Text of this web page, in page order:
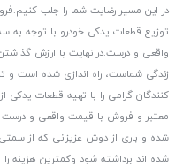
در این مسیر رضایت شما را جلب کنیم.
توزیع قطعات یدکی خودرو با توجه به
واقعی و درست.در نهایت با ارزش
زندگی شماست، راه اندازی شده است و
کنندگان گرامی را با تهیه قطعات یدکی
معتبر و فروش با قیمت واقعی و درست
شده و باری از دوش عزیزانی که از
شده اند برداشته شود و‌کمترین هزینه